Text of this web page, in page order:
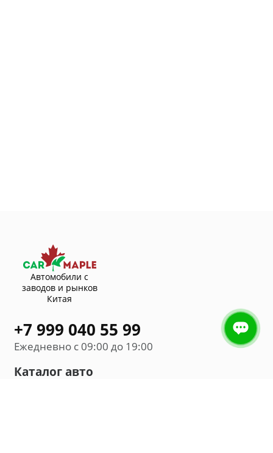
Автомобили с
заводов и рынков
Китая
+7 999 040 55 99
Ежедневно с 09:00 до 19:00
Каталог авто